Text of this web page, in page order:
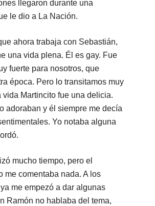
llegaron durante una
le dio a La Nación.
ahora trabaja con Sebastián,
una vida plena. Él es gay. Fue
fuerte para nosotros, que
época. Pero lo transitamos muy
vida Martincito fue una delicia.
adoraban y él siempre me decía
Yo notaba alguna
mucho tiempo, pero el
me comentaba nada. A los
me empezó a dar algunas
Ramón no hablaba del tema,